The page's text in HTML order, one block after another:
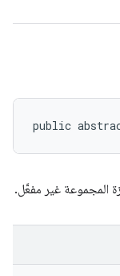
public
المجموعة غير مفعَّل.